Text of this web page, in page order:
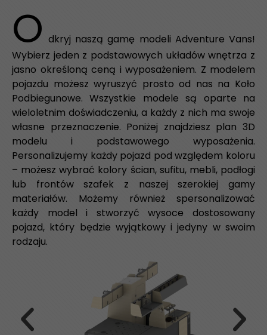
O dkryj naszą gamę modeli Adventure Vans!
Wybierz jeden z podstawowych układów wnętrza z
jasno określoną ceną i wyposażeniem. Z modelem
pojazdu możesz wyruszyć prosto od nas na Koło
Podbiegunowe. Wszystkie modele są oparte na
wieloletnim doświadczeniu, a każdy z nich ma swoje
własne przeznaczenie. Poniżej znajdziesz plan 3D
modelu i podstawowego wyposażenia.
Personalizujemy każdy pojazd pod względem koloru
– możesz wybrać kolory ścian, sufitu, mebli, podłogi
lub frontów szafek z naszej szerokiej gamy
materiałów. Możemy również spersonalizować
każdy model i stworzyć wysoce dostosowany
pojazd, który będzie wyjątkowy i jedyny w swoim
rodzaju.